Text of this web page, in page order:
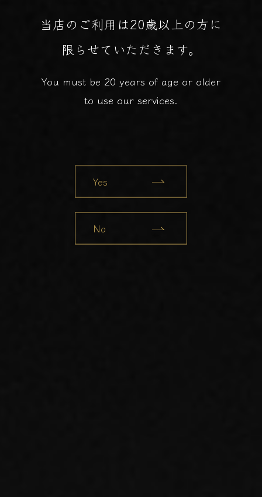
当店のご利用は20歳以上の方に
限らせていただきます。
You must be 20 years of age or older
to use our services.
Yes
No